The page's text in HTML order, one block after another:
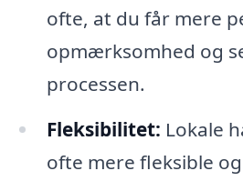
ofte, at du får mere
opmærksomhed og
processen.
Fleksibilitet: Lokale
ofte mere fleksible